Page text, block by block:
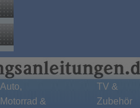
Auto,
Motorrad &
TV &
Zubehör